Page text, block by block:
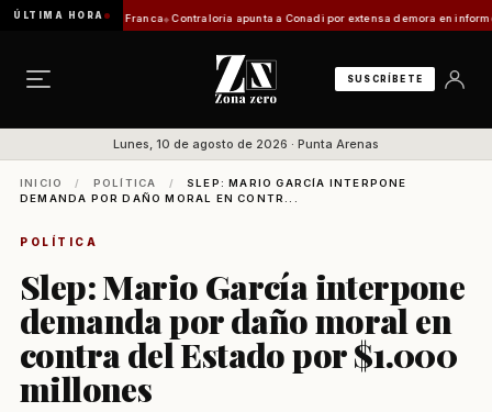
ÚLTIMA HORA
de Zona Franca Contraloría apunta a Conadi por extensa demora en informe
SUSCRÍBETE
Lunes, 10 de agosto de 2026 · Punta Arenas
INICIO / POLÍTICA /
SLEP: MARIO GARCÍA INTERPONE
DEMANDA POR DAÑO MORAL EN CONTR...
POLÍTICA
Slep: Mario García interpone
demanda por daño moral en
contra del Estado por $1.000
millones